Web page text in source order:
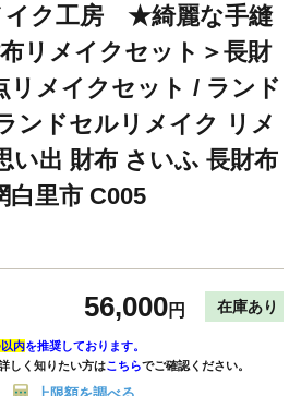
イク工房 ★綺麗な手縫
リメイクセット＞長財
リメイクセット / ランド
ンドセルリメイク リメ
い出 財布 さいふ 長財布
白里市 C005
56,000円 在庫あり
内を推奨しております。
しく知りたい方はこちらでご確認ください。